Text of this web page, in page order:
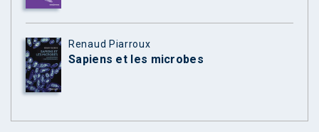
Renaud Piarroux
Sapiens et les microbes